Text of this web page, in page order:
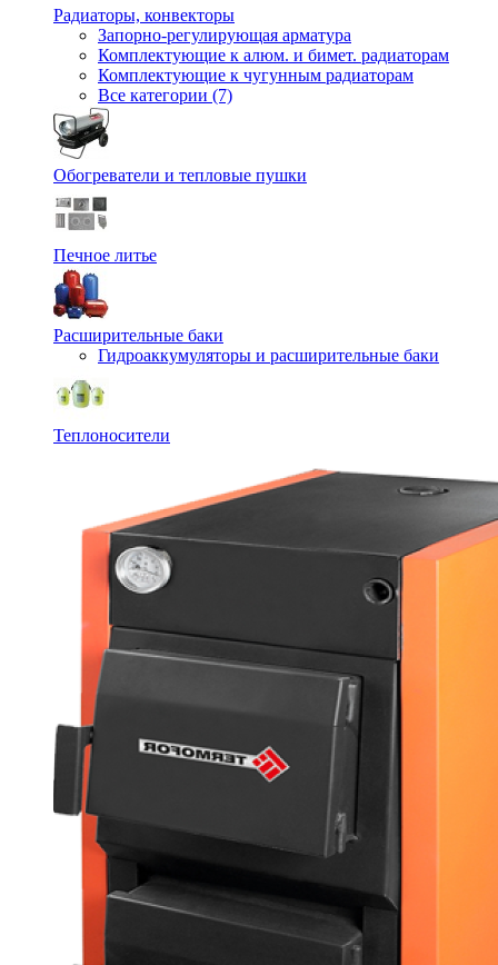
Радиаторы, конвекторы
Запорно-регулирующая арматура
Комплектующие к алюм. и бимет. радиаторам
Комплектующие к чугунным радиаторам
Все категории (7)
Обогреватели и тепловые пушки
Печное литье
Расширительные баки
Гидроаккумуляторы и расширительные баки
Теплоносители